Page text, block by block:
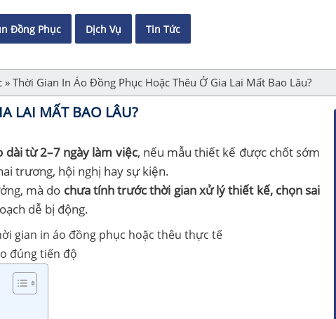
Đồng Phục Dịch Vụ Tin Tức
» Thời Gian In Áo Đồng Phục Hoặc Thêu Ở Gia Lai Mất Bao Lâu?
LAI MẤT BAO LÂU?
dài từ 2–7 ngày làm việc, nếu mẫu thiết kế được chốt sớm
trương, hội nghị hay sự kiện.
mà do chưa tính trước thời gian xử lý thiết kế, chọn sai
dễ bị động.
đúng tiến độ